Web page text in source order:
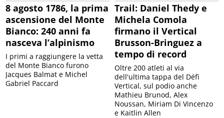
8 agosto 1786, la prima
ascensione del Monte
Bianco: 240 anni fa
nasceva l’alpinismo
I primi a raggiungere la vetta
del Monte Bianco furono
Jacques Balmat e Michel
Gabriel Paccard
Trail: Daniel Thedy e
Michela Comola
firmano il Vertical
Brusson-Bringuez a
tempo di record
Oltre 200 atleti al via
dell'ultima tappa del Défì
Vertical, sul podio anche
Mathieu Brunod, Alex
Noussan, Miriam Di Vincenzo
e Kaitlin Allen